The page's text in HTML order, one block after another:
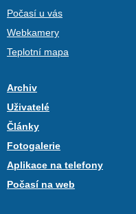
Počasí u vás
Webkamery
Teplotní mapa
Archiv
Uživatelé
Články
Fotogalerie
Aplikace na telefony
Počasí na web